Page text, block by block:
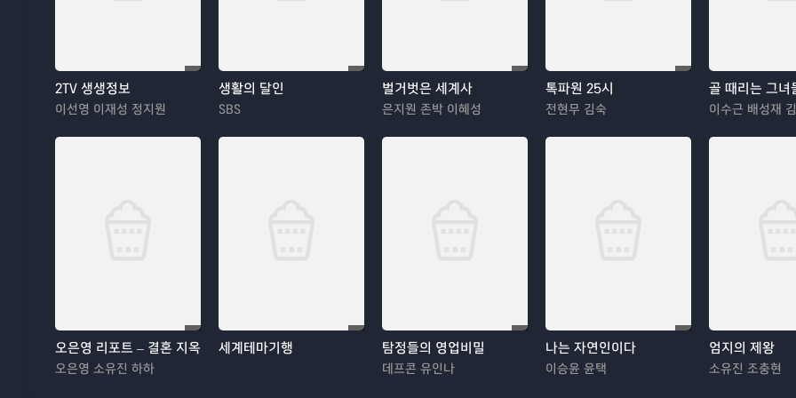
2TV 생생정보
이선영 이재성 정지원
생활의 달인
SBS
벌거벗은 세계사
은지원 존박 이혜성
톡파원 25시
전현무 김숙
골 때리는 그녀
이수근 배성재
오은영 리포트 – 결혼 지옥
오은영 소유진 하하
세계테마기행 탐정들의 영업비밀
데프콘 유인나
나는 자연인이다
이승윤 윤택
엄지의 제왕
소유진 조충현